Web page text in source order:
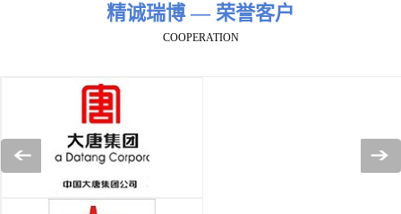
精诚瑞博 — 荣誉客户
COOPERATION